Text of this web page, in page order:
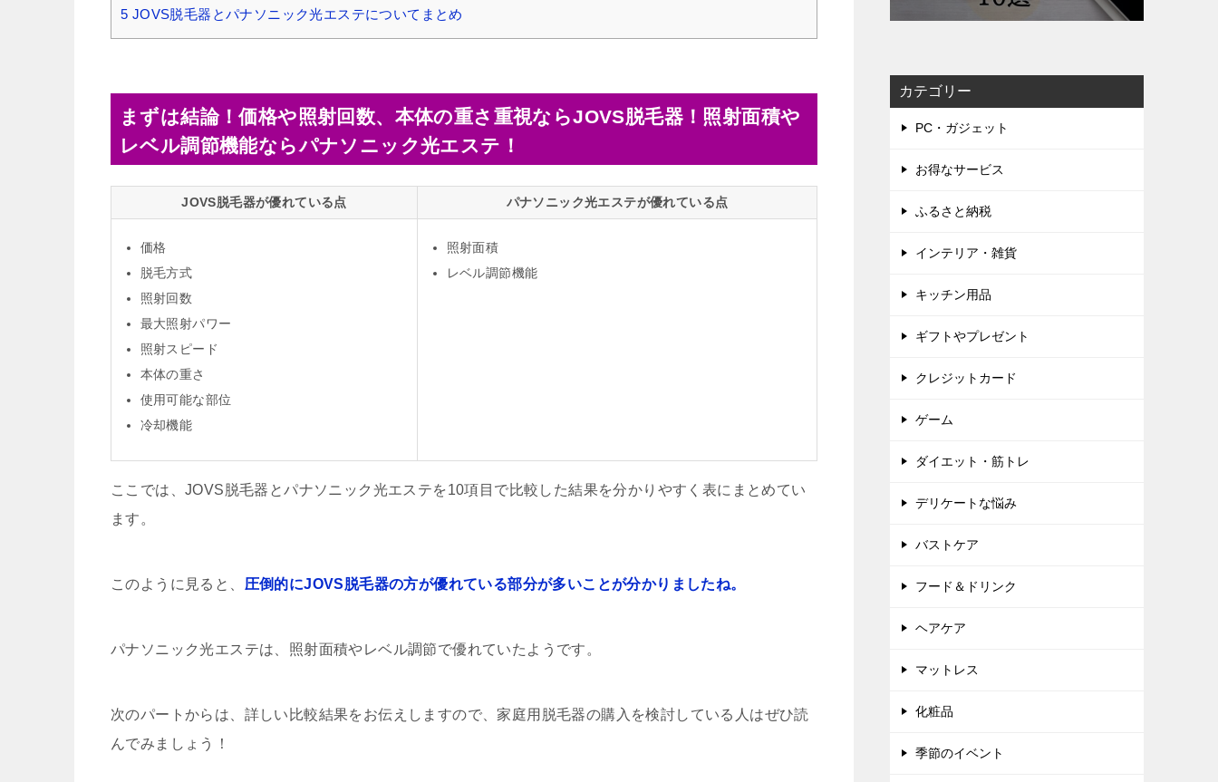
5 JOVS脱毛器とパナソニック光エステについてまとめ
まずは結論！価格や照射回数、本体の重さ重視ならJOVS脱毛器！照射面積や
レベル調節機能ならパナソニック光エステ！
JOVS脱毛器が優れている点 パナソニック光エステが優れている点
価格
脱毛方式
照射回数
最大照射パワー
照射スピード
本体の重さ
使用可能な部位
冷却機能
照射面積
レベル調節機能
ここでは、JOVS脱毛器とパナソニック光エステを10項目で比較した結果を分かりやすく表にまとめてい
ます。
このように見ると、 圧倒的にJOVS脱毛器の方が優れている部分が多いことが分かりましたね。
パナソニック光エステは、照射面積やレベル調節で優れていたようです。
次のパートからは、詳しい比較結果をお伝えしますので、家庭用脱毛器の購入を検討している人はぜひ読
んでみましょう！
カテゴリー
PC・ガジェット
お得なサービス
ふるさと納税
インテリア・雑貨
キッチン用品
ギフトやプレゼント
クレジットカード
ゲーム
ダイエット・筋トレ
デリケートな悩み
バストケア
フード＆ドリンク
ヘアケア
マットレス
化粧品
季節のイベント